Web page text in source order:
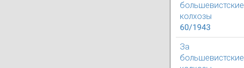
большевистские
колхозы
60/1943
За
большевистские